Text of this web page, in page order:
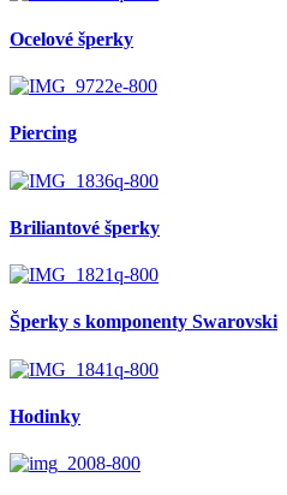
Ocelové šperky
Piercing
Briliantové šperky
Šperky s komponenty Swarovski
Hodinky